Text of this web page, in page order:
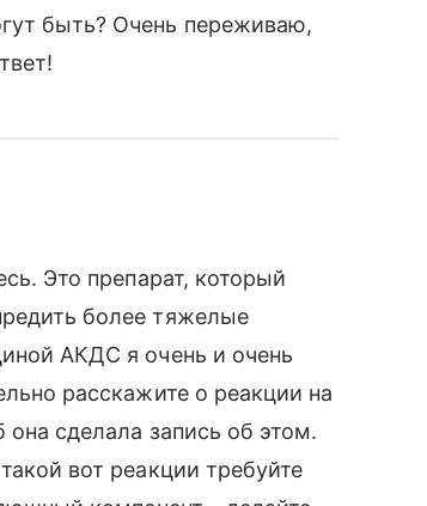
быть? Очень переживаю,
Это препарат, который
более тяжелые
АКДС я очень и очень
расскажите о реакции на
она сделала запись об этом.
вот реакции требуйте